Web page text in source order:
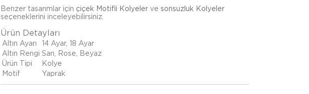
Benzer tasarımlar için çiçek Motifli Kolyeler ve sonsuzluk Kolyeler
seçeneklerini inceleyebilirsiniz.
Ürün Detayları
Altın Ayarı
14 Ayar, 18 Ayar
Altın Rengi Sarı, Rose, Beyaz
Ürün Tipi
Kolye
Motif
Yaprak